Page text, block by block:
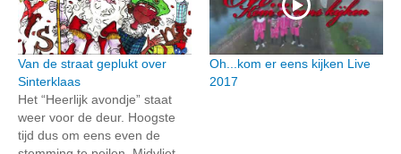
Van de straat geplukt over
Sinterklaas
Het “Heerlijk avondje” staat
weer voor de deur. Hoogste
tijd dus om eens even de
Oh...kom er eens kijken Live
2017